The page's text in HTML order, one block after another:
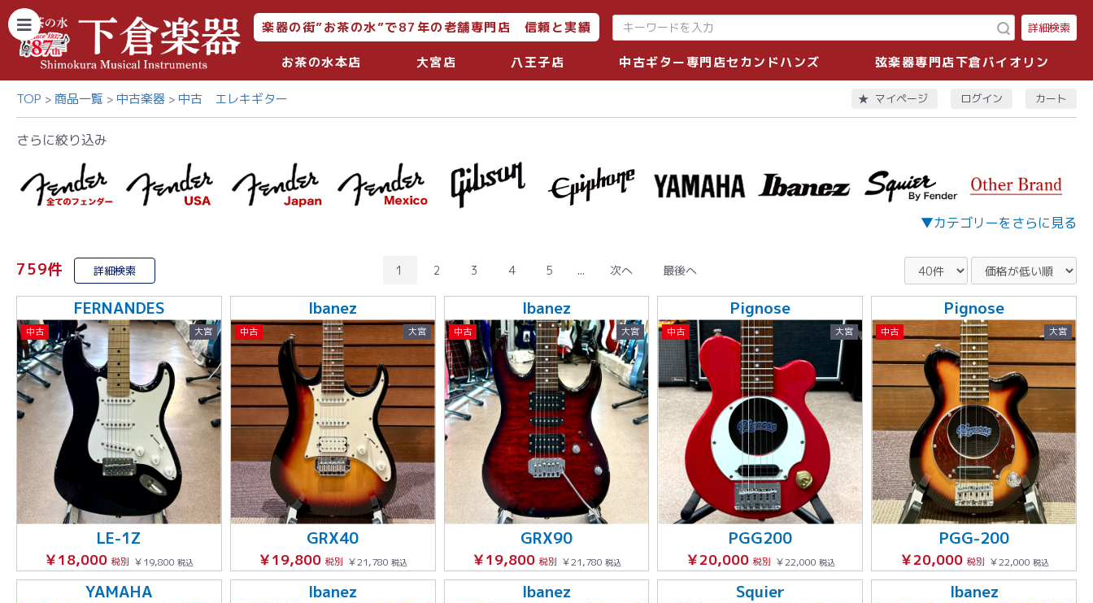
楽器の街”お茶の水”で87年の老舗専門店 信頼と実績 詳細検索
お茶の水本店 大宮店 八王子店 中古ギター専門店セカンドハンズ 弦楽器専門店下倉バイオリン
TOP 商品一覧 中古楽器 中古 エレキギター マイページ ログイン カート
さらに絞り込み
▼カテゴリーをさらに見る
759件 詳細検索 1 2 3 4 5 ... 次へ 最後へ
FERNANDES
中古 大宮
LE-1Z
￥18,000税別 ￥19,800税込
Ibanez
中古 大宮
GRX40
￥19,800税別 ￥21,780税込
Ibanez
中古 大宮
GRX90
￥19,800 税別 ￥21,780 税込
Pignose
中古 大宮
PGG200
￥20,000 税別 ￥22,000 税込
Pignose
中古 大宮
PGG-200
￥20,000 税別 ￥22,000 税込
YAMAHA Ibanez Ibanez Squier Ibanez